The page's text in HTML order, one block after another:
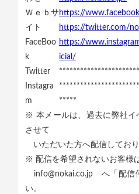
Ｗｅｂサ
イト
FaceBoo
k
Twitter
Instagra
m
https://
https://twitter.com/
https://
icial/
*****
※ 本メールは、過去に弊社イ
させて
いただいた方へ配信しており
※ 配信を希望されないお客様
info@nokai.co.jp へ「配信
い。